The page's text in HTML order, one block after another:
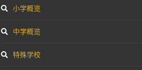
小学概览
中学概览
特殊学校